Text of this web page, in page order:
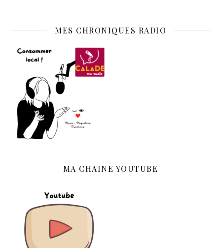
MES CHRONIQUES RADIO
MA CHAINE YOUTUBE